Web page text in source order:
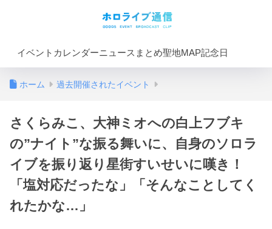
イベントカレンダーニュースまとめ聖地MAP記念日
ホーム 過去開催されたイベント
さくらみこ、大神ミオへの白上フブキ
の”ナイト”な振る舞いに、自身のソロラ
イブを振り返り星街すいせいに嘆き！
「塩対応だったな」「そんなことしてく
れたかな…」